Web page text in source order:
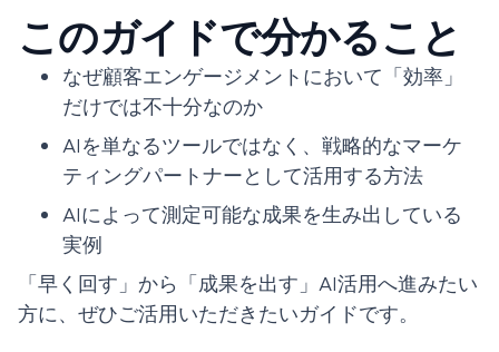
このガイドで分かること
なぜ顧客エンゲージメントにおいて「効率」
だけでは不十分なのか
AIを単なるツールではなく、戦略的なマーケ
ティングパートナーとして活用する方法
AIによって測定可能な成果を生み出している
実例
「早く回す」から「成果を出す」AI活用へ進みたい
方に、ぜひご活用いただきたいガイドです。